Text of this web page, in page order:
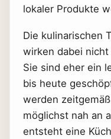
lokaler Produkte
Die kulinarischen
wirken dabei
Sie sind eher ein
bis heute
werden
möglichst nah an
entsteht eine